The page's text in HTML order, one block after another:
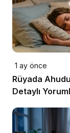
1 ay önce
Rüyada
Detaylı